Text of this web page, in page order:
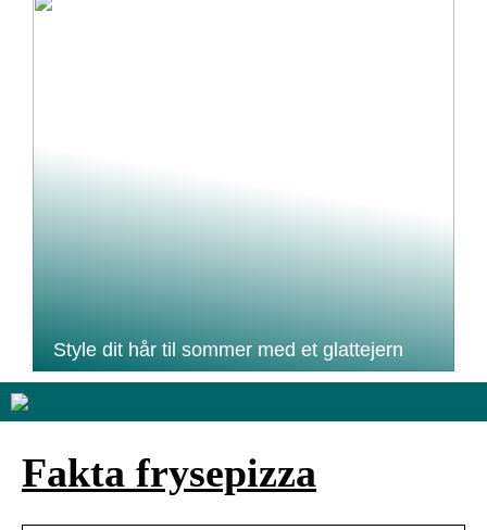
Style dit hår til sommer med et glattejern
Fakta frysepizza